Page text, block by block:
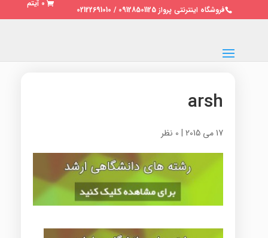
فروشگاه اینترنتی پرواز 09128501125 / 02122691010
0 آیتم
arsh
17 می 2015 | 0 نظر